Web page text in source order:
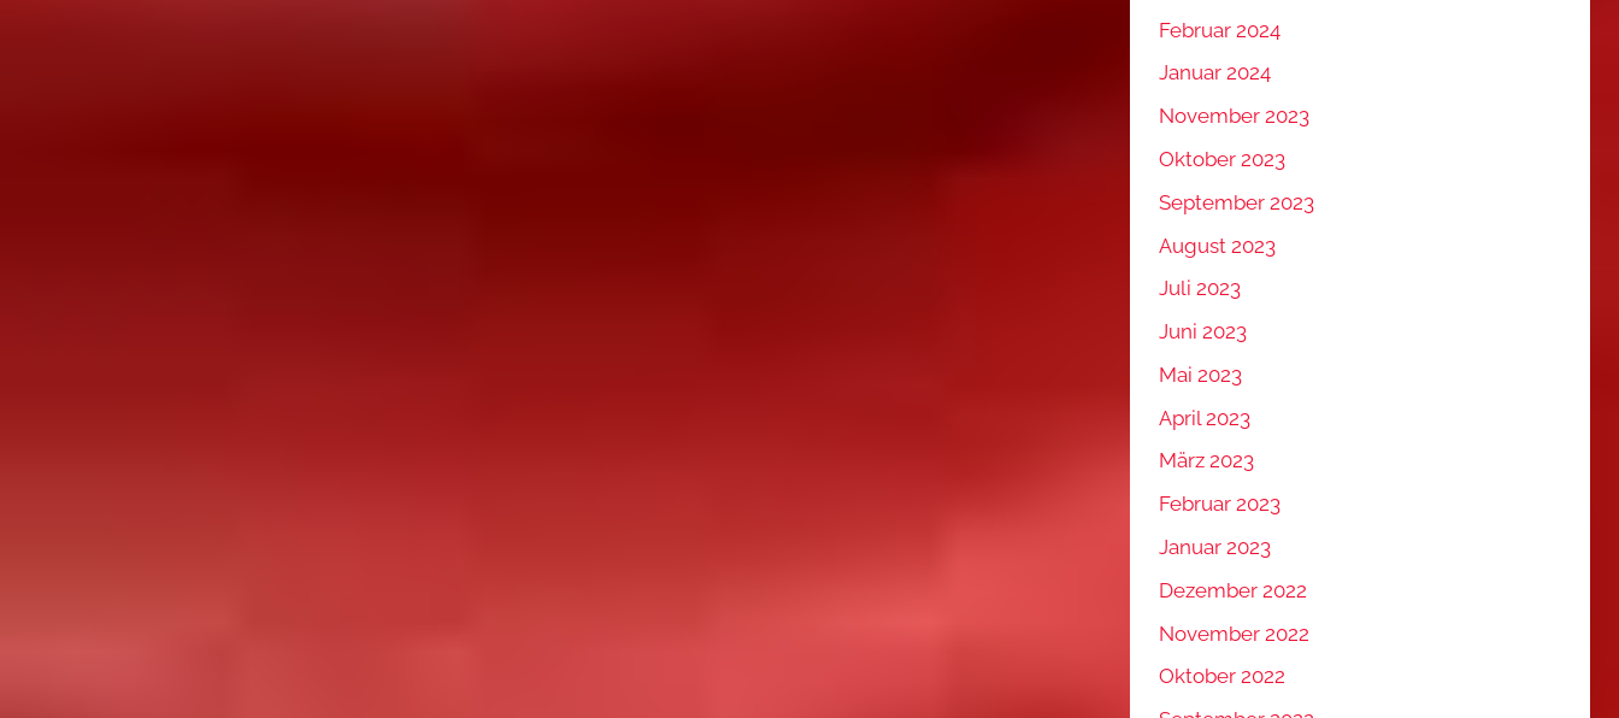
Februar 2024
Januar 2024
November 2023
Oktober 2023
September 2023
August 2023
Juli 2023
Juni 2023
Mai 2023
April 2023
März 2023
Februar 2023
Januar 2023
Dezember 2022
November 2022
Oktober 2022